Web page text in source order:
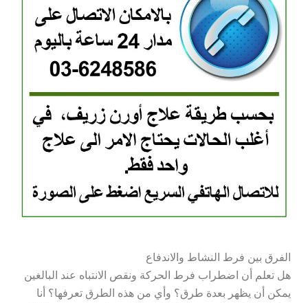
الفرق بين فرط النشاط والاندفاع
هل تعلم أن اضطراب فرط الحركة ونقص الانتباه عند البالغين
يمكن أن يظهر بعدة طرق؟ وأي من هذه الطرق تعرفها؟ أنا